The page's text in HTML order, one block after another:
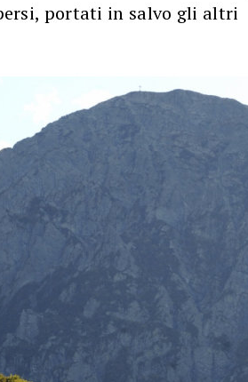
portati in salvo gli altri